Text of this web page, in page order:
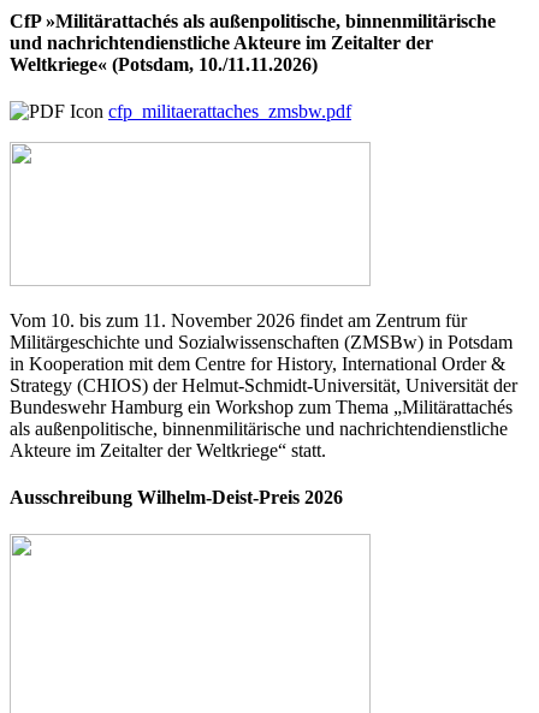
CfP »Militärattachés als außenpolitische, binnenmilitärische
und nachrichtendienstliche Akteure im Zeitalter der
Weltkriege« (Potsdam, 10./11.11.2026)
cfp_militaerattaches_zmsbw.pdf
Vom 10. bis zum 11. November 2026 findet am Zentrum für
Militärgeschichte und Sozialwissenschaften (ZMSBw) in Potsdam
in Kooperation mit dem Centre for History, International Order &
Strategy (CHIOS) der Helmut-Schmidt-Universität, Universität der
Bundeswehr Hamburg ein Workshop zum Thema „Militärattachés
als außenpolitische, binnenmilitärische und nachrichtendienstliche
Akteure im Zeitalter der Weltkriege“ statt.
Ausschreibung Wilhelm-Deist-Preis 2026